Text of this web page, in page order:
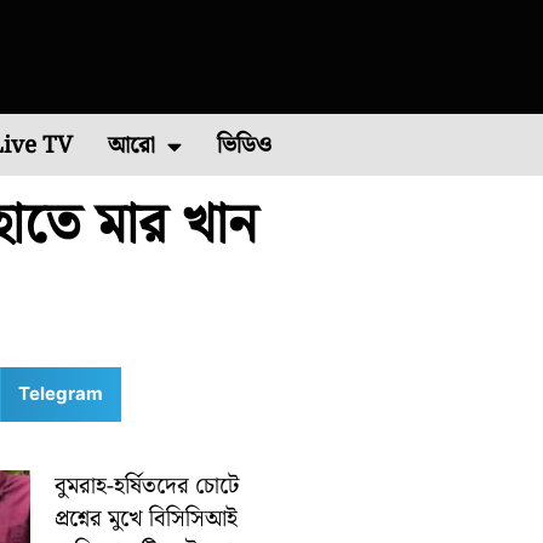
মেদিনীপুর পশ্চিম বর্ধমান পূর্ব মেদিনীপুর
এশিয়া কাপ ২০২২ বিশ্ব ব্যাডমিন্টন চ্যাম্পিয়নশিপ ২০২২
TV আরো
রাশিফল কারেন্ট অ্যাফেয়ার
ভিডিও
মার খান
Telegram
বুমরাহ-হর্ষিতদের চোটে
প্রশ্নের মুখে বিসিসিআই